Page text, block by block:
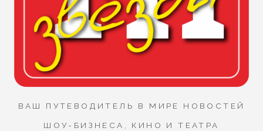
ВАШ ПУТЕВОДИТЕЛЬ В МИРЕ НОВОСТЕЙ
ШОУ-БИЗНЕСА, КИНО И ТЕАТРА